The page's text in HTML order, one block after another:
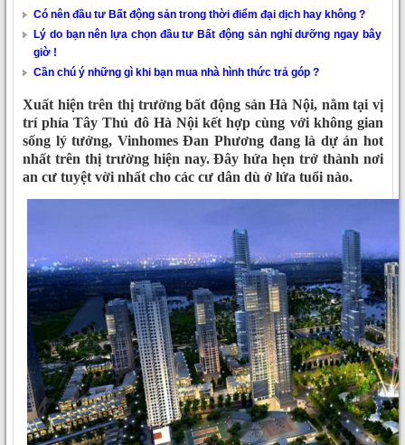
Có nên đầu tư Bất động sản trong thời điểm đại dịch hay không ?
Lý do bạn nên lựa chọn đầu tư Bất động sản nghỉ dưỡng ngay bây
giờ !
Cần chú ý những gì khi bạn mua nhà hình thức trả góp ?
Xuất hiện trên thị trường bất động sản Hà Nội, nằm tại vị
trí phía Tây Thủ đô Hà Nội kết hợp cùng với không gian
sống lý tưởng, Vinhomes Đan Phương đang là dự án hot
nhất trên thị trường hiện nay. Đây hứa hẹn trở thành nơi
an cư tuyệt vời nhất cho các cư dân dù ở lứa tuổi nào.